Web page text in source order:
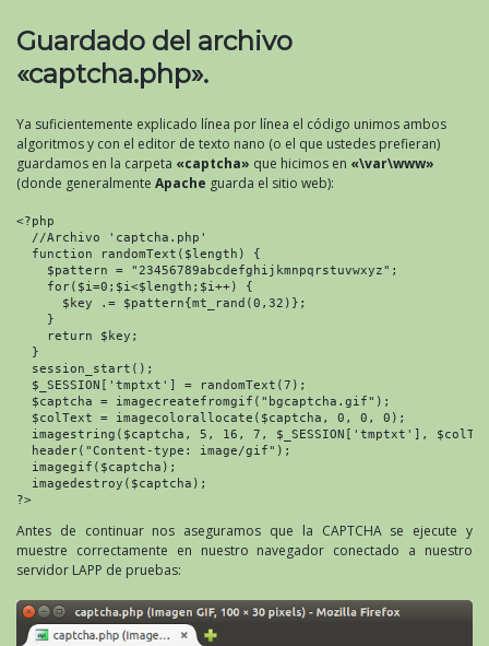
Guardado del archivo
«captcha.php».
Ya suficientemente explicado línea por línea el código unimos ambos
algoritmos y con el editor de texto nano (o el que ustedes prefieran)
guardamos en la carpeta «captcha» que hicimos en «\var\www»
(donde generalmente Apache guarda el sitio web):
<?php
//Archivo 'captcha.php'
  function randomText($length) {
$pattern = "23456789abcdefghijkmnpqrstuvwxyz";
for($i=0;$i<$length;$i++) {
$key .= $pattern{mt_rand(0,32)};
}
return $key;
  }
session_start();
$_SESSION['tmptxt'] = randomText(7);
$captcha = imagecreatefromgif("bgcaptcha.gif");
$colText = imagecolorallocate($captcha, 0, 0, 0);
imagestring($captcha, 5, 16, 7, $_SESSION['tmptxt'],
header("Content-type: image/gif");
imagegif($captcha);
imagedestroy($captcha);
?>
Antes de continuar nos aseguramos que la CAPTCHA se ejecute y
muestre correctamente en nuestro navegador conectado a nuestro
servidor LAPP de pruebas: